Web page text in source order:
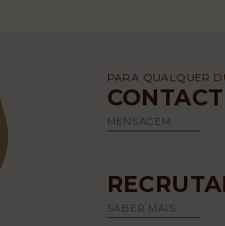
PARA QUALQUER
MENSAGEM
SABER MAIS